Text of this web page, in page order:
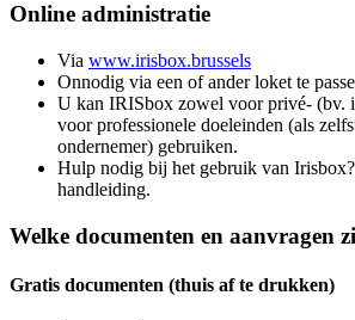
Online administratie
Via www.irisbox.brussels
Onnodig via een of ander loket te
U kan IRISbox zowel voor privé- (bv.
voor professionele doeleinden (als
ondernemer) gebruiken.
Hulp nodig bij het gebruik van
handleiding.
Welke documenten en aanvragen
Gratis documenten (thuis af te drukken)